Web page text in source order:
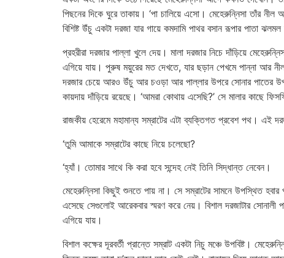
পিছনের দিকে ঘুরে তাকায়। ‘পা চালিয়ে এসো। মেহেরুন্নিসা তাঁর
বিশিষ্ট উঁচু একটা দরজা যার গায়ে কমদামি পাথর বসান রূপার পাতা
প্রহরীরা দরজার পাল্লা খুলে দেয়। মালা দরজার নিচে দাঁড়িয়ে
এগিয়ে যায়। পুরুষ ময়ুরের মত দেখতে, যার ছড়ান পেখমে পান্না আর
দরজার চেয়ে আরও উঁচু আর চওড়া আর পাল্লার উপরে সোনার পাতের
কায়দায় দাঁড়িয়ে রয়েছে। ‘আমরা কোথায় এসেছি?’ সে মালার কাছে
রাজকীয় হেরেমে মহামান্য সম্রাটের এটা ব্যক্তিগত প্রবেশ পথ। এই
‘তুমি আমাকে সম্রাটের কাছে নিয়ে চলেছো?
‘হ্যাঁ। তোমার সাথে কি করা হবে সন্দেহ নেই তিনি সিদ্ধান্ত নেবেন।
মেহেরুন্নিসা কিছুই শুনতে পায় না। সে সম্রাটের সামনে উপস্থিত
এসেছে সেগুলোই আরেকবার স্মরণ করে নেয়। বিশাল দরজাটার সোনালী
এগিয়ে যায়।
বিশাল কক্ষের দূরবর্তী প্রান্তে সম্রাট একটা নিচু মঞ্চে উপবিষ্ট।